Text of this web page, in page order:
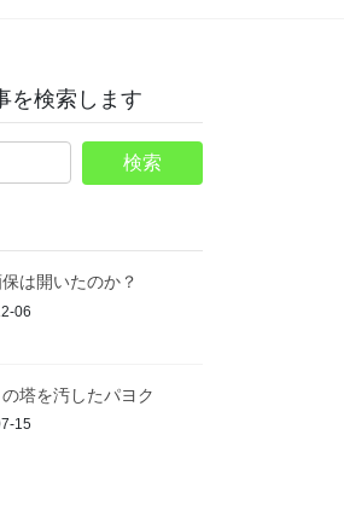
を検索します
は開いたのか？
06
塔を汚したパヨク
15